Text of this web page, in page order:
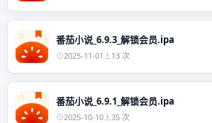
番茄小说_6.9.3_解锁会员.ipa
2025-11-01 13 次
番茄小说_6.9.1_解锁会员.ipa
2025-10-10 35 次